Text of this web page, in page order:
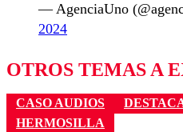
— AgenciaUno
2024
OTROS TEMAS A
CASO AUDIOS
HERMOSILLA